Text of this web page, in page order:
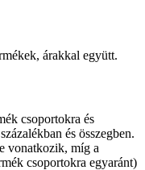
árakkal együtt.
csoportokra és
és összegben.
vonatkozik, míg a
csoportokra egyaránt)